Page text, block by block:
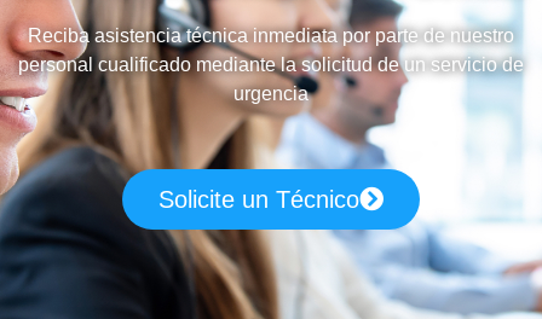
Reciba asistencia técnica inmediata por parte de nuestro
personal cualificado mediante la solicitud de un servicio de
urgencia
Solicite un Técnico